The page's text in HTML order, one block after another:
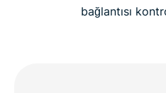
bağlantısı